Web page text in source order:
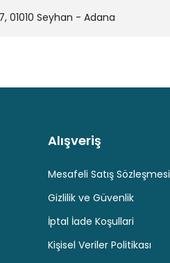
01010 Seyhan - Adana
Ürün Seçenekleri
Alışveriş
Mesafeli Satış Sözleşmesi
Gizlilik ve Güvenlik
İptal İade Koşullari
Kişisel Veriler Politikası